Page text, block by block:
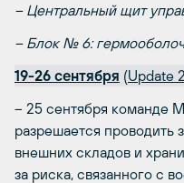
– Центральный щит
– Блок № 6:
19-26 сентября (Update
– 25 сентября команде
разрешается проводить
внешних складов и
за риска, связанного с